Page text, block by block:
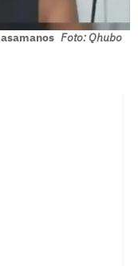
Foto: Qhubo